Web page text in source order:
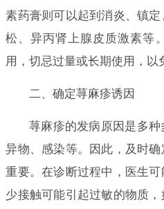
素药膏则可以起到消炎、镇
松、异丙肾上腺皮质激素等
用，切忌过量或长期使用，以
二、确定荨麻疹诱因
荨麻疹的发病原因是多种
异物、感染等。因此，及时
重要。在诊断过程中，医生
少接触可能引起过敏的物质